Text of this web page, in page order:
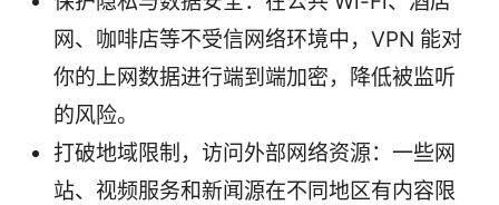
网、咖啡店等不受信网络环境中，VPN 能对
你的上网数据进行端到端加密，降低被监听
的风险。
打破地域限制，访问外部网络资源：一些网
站、视频服务和新闻源在不同地区有内容限